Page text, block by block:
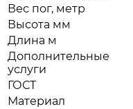
Вес пог, метр
Высота мм
Длина м
Дополнительные
услуги
ГОСТ
Материал